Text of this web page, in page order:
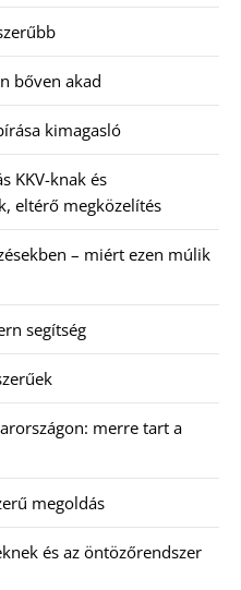
bőven akad
kimagasló
KKV-knak és
eltérő megközelítés
– miért ezen múlik
segítség
merre tart a
megoldás
és az öntözőrendszer